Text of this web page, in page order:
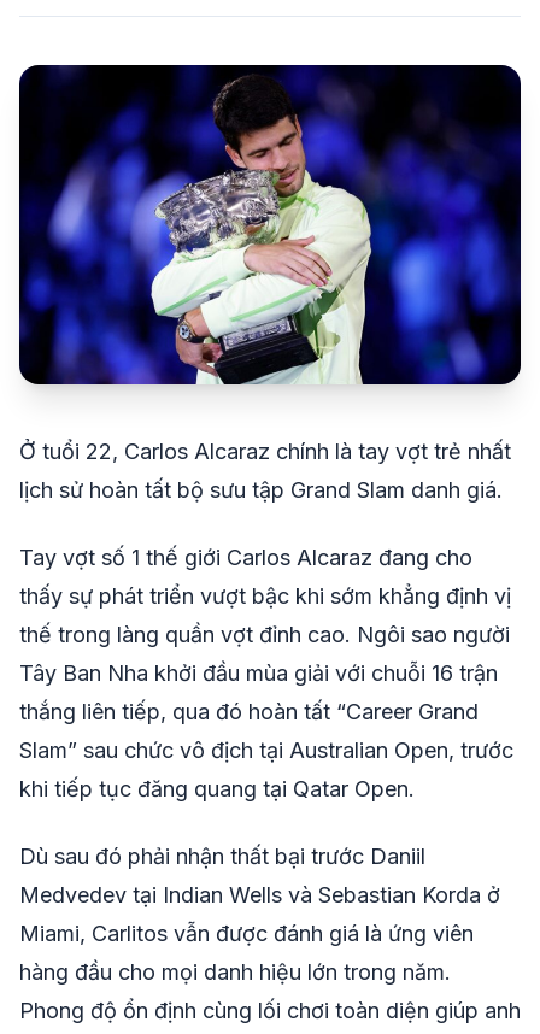
Ở tuổi 22, Carlos Alcaraz chính là tay vợt trẻ nhất
lịch sử hoàn tất bộ sưu tập Grand Slam danh giá.
Tay vợt số 1 thế giới Carlos Alcaraz đang cho
thấy sự phát triển vượt bậc khi sớm khẳng định vị
thế trong làng quần vợt đỉnh cao. Ngôi sao người
Tây Ban Nha khởi đầu mùa giải với chuỗi 16 trận
thắng liên tiếp, qua đó hoàn tất “Career Grand
Slam” sau chức vô địch tại Australian Open, trước
khi tiếp tục đăng quang tại Qatar Open.
Dù sau đó phải nhận thất bại trước Daniil
Medvedev tại Indian Wells và Sebastian Korda ở
Miami, Carlitos vẫn được đánh giá là ứng viên
hàng đầu cho mọi danh hiệu lớn trong năm.
Phong độ ổn định cùng lối chơi toàn diện giúp anh